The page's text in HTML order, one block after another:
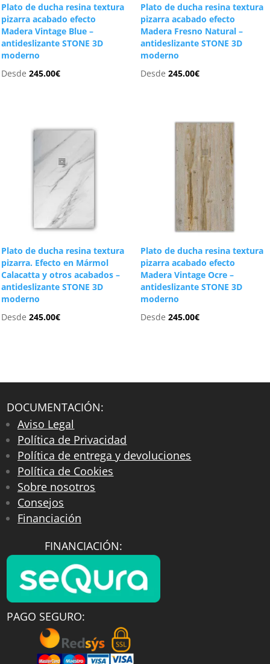
Plato de ducha resina textura
pizarra acabado efecto
Madera Vintage Blue –
antideslizante STONE 3D
moderno
Desde245.00€
Plato de ducha resina textura
pizarra acabado efecto
Madera Fresno Natural –
antideslizante STONE 3D
moderno
Desde 245.00€
Plato de ducha resina textura
pizarra. Efecto en Mármol
Calacatta y otros acabados –
antideslizante STONE 3D
moderno
Desde245.00€
Plato de ducha resina textura
pizarra acabado efecto
Madera Vintage Ocre –
antideslizante STONE 3D
moderno
Desde 245.00€
DOCUMENTACIÓN:
Aviso Legal
Política de Privacidad
Política de entrega y devoluciones
Política de Cookies
Sobre nosotros
Consejos
Financiación
FINANCIACIÓN:
PAGO SEGURO: